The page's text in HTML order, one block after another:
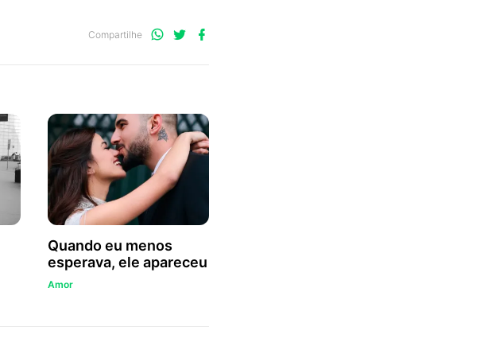
Compartilhe
Compartilhe
Compartilhe
Quando eu menos
esperava, ele apareceu
Amor